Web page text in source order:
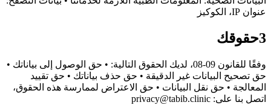
عنوان IP، الكوكيز
3حقوقك
وفقًا للقانون 09-08، لديك الحقوق التالية: • حق الوصول إلى بياناتك •
حق تصحيح البيانات غير الدقيقة • حق حذف بياناتك • حق تقييد
المعالجة • حق نقل البيانات • حق الاعتراض لممارسة هذه الحقوق،
اتصل بنا على: privacy@tabib.clinic